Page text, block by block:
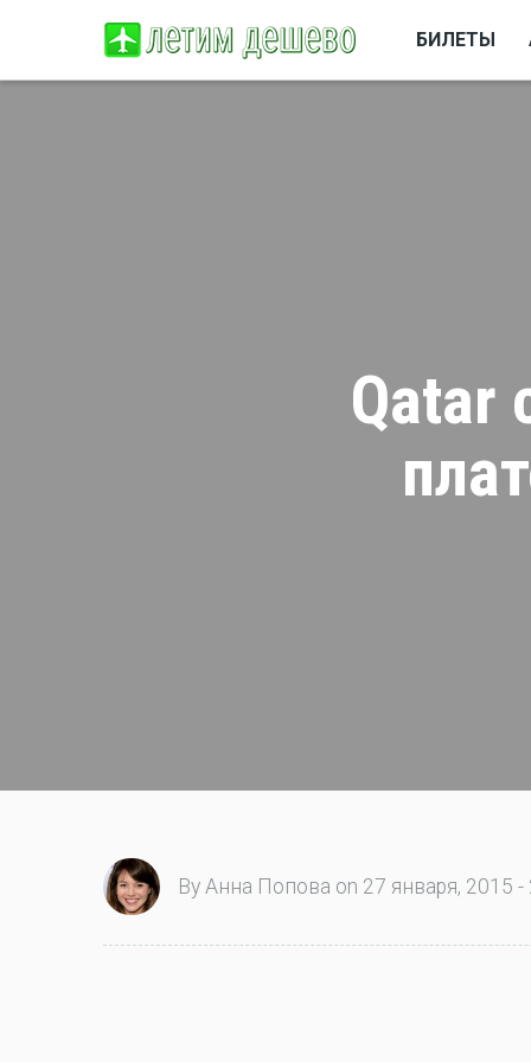
БИЛЕТЫ
Qatar
By Анна Попова on 27 января, 2015 -